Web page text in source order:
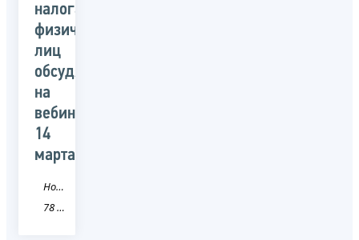
налогам
физических
лиц
обсудят
на
вебинаре
14
марта
Новость
78 Санкт-Петербург